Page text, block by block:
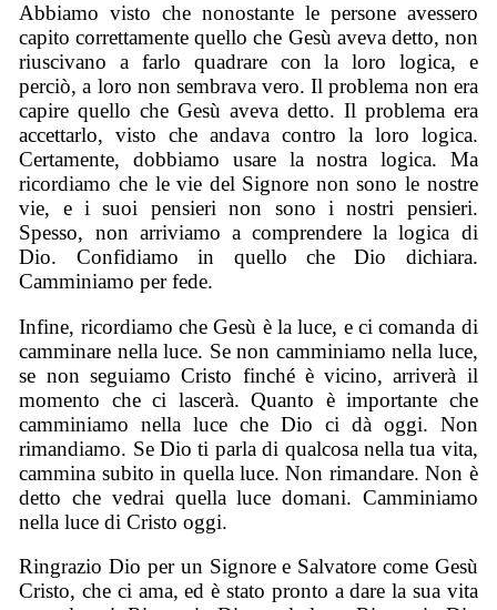
Abbiamo visto che nonostante le persone avessero
capito correttamente quello che Gesù aveva detto, non
riuscivano a farlo quadrare con la loro logica, e
perciò, a loro non sembrava vero. Il problema non era
capire quello che Gesù aveva detto. Il problema era
accettarlo, visto che andava contro la loro logica.
Certamente, dobbiamo usare la nostra logica. Ma
ricordiamo che le vie del Signore non sono le nostre
vie, e i suoi pensieri non sono i nostri pensieri.
Spesso, non arriviamo a comprendere la logica di
Dio. Confidiamo in quello che Dio dichiara.
Camminiamo per fede.
Infine, ricordiamo che Gesù è la luce, e ci comanda di
camminare nella luce. Se non camminiamo nella luce,
se non seguiamo Cristo finché è vicino, arriverà il
momento che ci lascerà. Quanto è importante che
camminiamo nella luce che Dio ci dà oggi. Non
rimandiamo. Se Dio ti parla di qualcosa nella tua vita,
cammina subito in quella luce. Non rimandare. Non è
detto che vedrai quella luce domani. Camminiamo
nella luce di Cristo oggi.
Ringrazio Dio per un Signore e Salvatore come Gesù
Cristo, che ci ama, ed è stato pronto a dare la sua vita